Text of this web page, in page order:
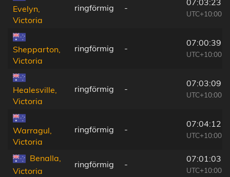
Evelyn,
Victoria
ringförmig -
UTC+10:00
Shepparton,
Victoria
ringförmig -
07:00:39
UTC+10:00
Healesville,
Victoria
ringförmig -
07:03:09
UTC+10:00
Warragul,
Victoria
ringförmig -
07:04:12
UTC+10:00
Benalla,
Victoria
ringförmig -
07:01:03
UTC+10:00